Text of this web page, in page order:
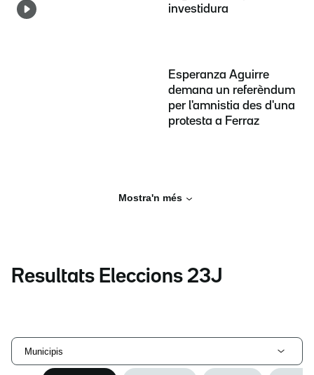
investidura
Esperanza Aguirre
demana un referèndum
per l'amnistia des d'una
protesta a Ferraz
Mostra'n més
Resultats Eleccions 23J
Municipis